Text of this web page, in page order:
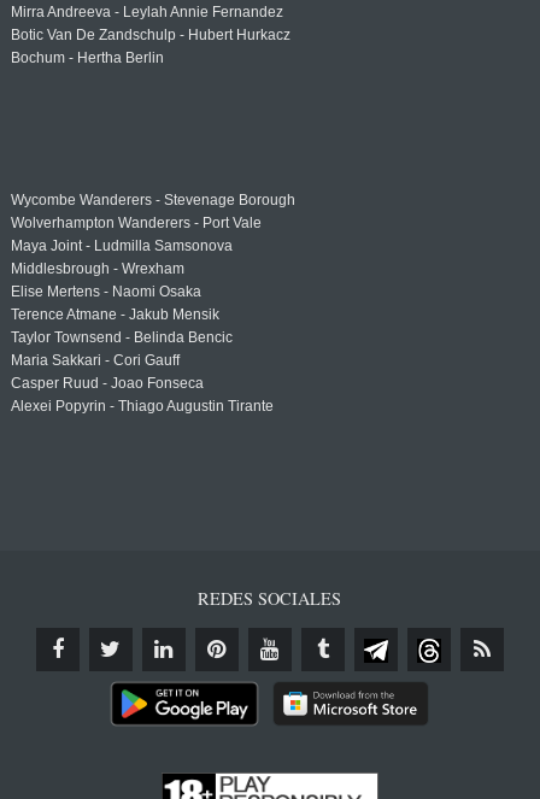
Mirra Andreeva - Leylah Annie Fernandez
Botic Van De Zandschulp - Hubert Hurkacz
Bochum - Hertha Berlin
Wycombe Wanderers - Stevenage Borough
Wolverhampton Wanderers - Port Vale
Maya Joint - Ludmilla Samsonova
Middlesbrough - Wrexham
Elise Mertens - Naomi Osaka
Terence Atmane - Jakub Mensik
Taylor Townsend - Belinda Bencic
Maria Sakkari - Cori Gauff
Casper Ruud - Joao Fonseca
Alexei Popyrin - Thiago Augustin Tirante
REDES SOCIALES